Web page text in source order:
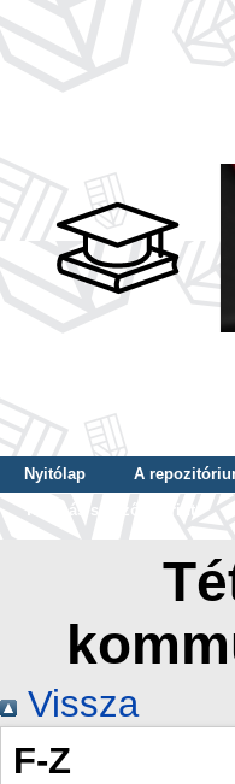
Nyitólap A
Tallózás szerző szerint
Vissza
F-Z